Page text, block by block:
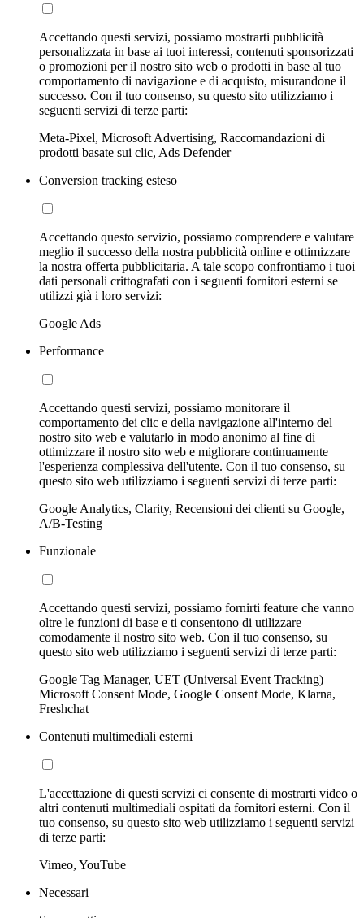
Accettando questi servizi, possiamo mostrarti pubblicità
personalizzata in base ai tuoi interessi, contenuti sponsorizzati
o promozioni per il nostro sito web o prodotti in base al tuo
comportamento di navigazione e di acquisto, misurandone il
successo. Con il tuo consenso, su questo sito utilizziamo i
seguenti servizi di terze parti:
Meta-Pixel, Microsoft Advertising, Raccomandazioni di
prodotti basate sui clic, Ads Defender
Conversion tracking esteso
Accettando questo servizio, possiamo comprendere e valutare
meglio il successo della nostra pubblicità online e ottimizzare
la nostra offerta pubblicitaria. A tale scopo confrontiamo i tuoi
dati personali crittografati con i seguenti fornitori esterni se
utilizzi già i loro servizi:
Google Ads
Performance
Accettando questi servizi, possiamo monitorare il
comportamento dei clic e della navigazione all'interno del
nostro sito web e valutarlo in modo anonimo al fine di
ottimizzare il nostro sito web e migliorare continuamente
l'esperienza complessiva dell'utente. Con il tuo consenso, su
questo sito web utilizziamo i seguenti servizi di terze parti:
Google Analytics, Clarity, Recensioni dei clienti su Google,
A/B-Testing
Funzionale
Accettando questi servizi, possiamo fornirti feature che vanno
oltre le funzioni di base e ti consentono di utilizzare
comodamente il nostro sito web. Con il tuo consenso, su
questo sito web utilizziamo i seguenti servizi di terze parti:
Google Tag Manager, UET (Universal Event Tracking)
Microsoft Consent Mode, Google Consent Mode, Klarna,
Freshchat
Contenuti multimediali esterni
L'accettazione di questi servizi ci consente di mostrarti video o
altri contenuti multimediali ospitati da fornitori esterni. Con il
tuo consenso, su questo sito web utilizziamo i seguenti servizi
di terze parti:
Vimeo, YouTube
Necessari